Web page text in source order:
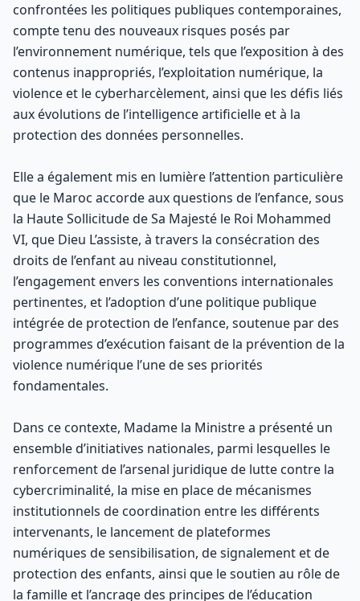
confrontées les politiques publiques contemporaines,
compte tenu des nouveaux risques posés par
l’environnement numérique, tels que l’exposition à des
contenus inappropriés, l’exploitation numérique, la
violence et le cyberharcèlement, ainsi que les défis liés
aux évolutions de l’intelligence artificielle et à la
protection des données personnelles.
Elle a également mis en lumière l’attention particulière
que le Maroc accorde aux questions de l’enfance, sous
la Haute Sollicitude de Sa Majesté le Roi Mohammed
VI, que Dieu L’assiste, à travers la consécration des
droits de l’enfant au niveau constitutionnel,
l’engagement envers les conventions internationales
pertinentes, et l’adoption d’une politique publique
intégrée de protection de l’enfance, soutenue par des
programmes d’exécution faisant de la prévention de la
violence numérique l’une de ses priorités
fondamentales.
Dans ce contexte, Madame la Ministre a présenté un
ensemble d’initiatives nationales, parmi lesquelles le
renforcement de l’arsenal juridique de lutte contre la
cybercriminalité, la mise en place de mécanismes
institutionnels de coordination entre les différents
intervenants, le lancement de plateformes
numériques de sensibilisation, de signalement et de
protection des enfants, ainsi que le soutien au rôle de
la famille et l’ancrage des principes de l’éducation